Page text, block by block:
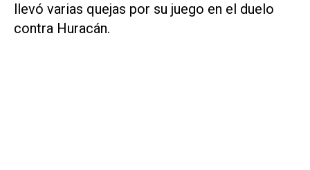
llevó varias quejas por su juego en el duelo
contra Huracán.